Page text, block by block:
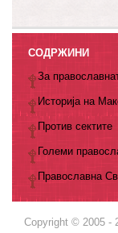
СОДРЖИНИ
За
Историја на
Против сектите
Големи
Православна
Copyright © 2005 -